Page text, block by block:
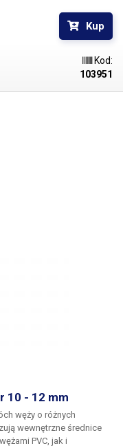
mm Waga: 20g
Kup
Kod:
103951
10 - 12 mm
węży o różnych
wewnętrzne średnice
PVC, jak i